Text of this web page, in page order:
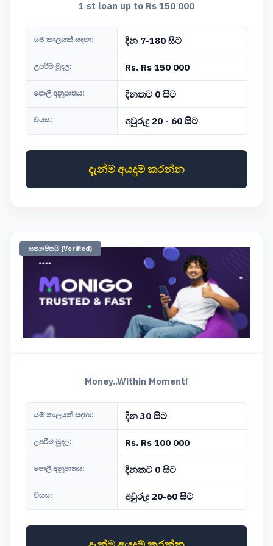
1 st loan up to Rs 150 000
යම් කාලයක් සඳහා: දින 7-180 සිට
උපරිම මුදල: Rs. Rs 150 000
පොලී අනුපාතය: දිනකට 0 සිට
වයස: අවුරුදු 20 - 60 සිට
දැන්ම අයදුම් කරන්න
සත්‍යාපිතයි (Verified)
Money..Within Moment!
යම් කාලයක් සඳහා: දින 30 සිට
උපරිම මුදල: Rs. Rs 100 000
පොලී අනුපාතය: දිනකට 0 සිට
වයස: අවුරුදු 20-60 සිට